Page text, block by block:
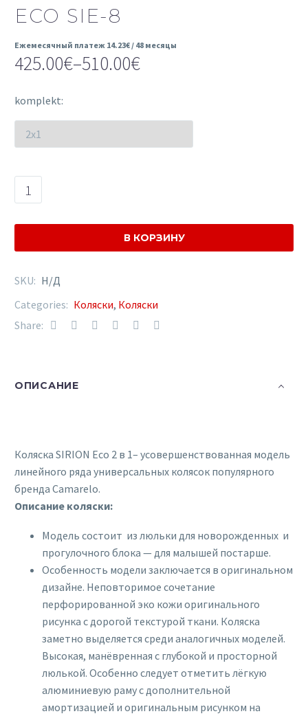
ECO SIE-8
Ежемесячный платеж 14.23€/ 48 месяцы
425.00€–510.00€
цен:
425.00€
komplekt
Количество
товара
Eco
8
В КОРЗИНУ
SKU: Н/Д
Categories: Коляски, Коляски
Share:
ОПИСАНИЕ
Коляска SIRION Eco 2 в 1– усовершенствованная модель
линейного ряда универсальных колясок популярного
бренда Camarelo.
Описание коляски:
Модель состоит из люльки для новорожденных и
прогулочного блока — для малышей постарше.
Особенность модели заключается в оригинальном
дизайне. Неповторимое сочетание
перфорированной эко кожи оригинального
рисунка с дорогой текстурой ткани. Коляска
заметно выделяется среди аналогичных моделей.
Высокая, манёвренная с глубокой и просторной
люлькой. Особенно следует отметить лёгкую
алюминиевую раму с дополнительной
амортизацией и оригинальным рисунком на